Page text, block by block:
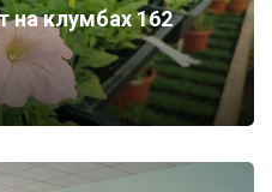
на клумбах 162